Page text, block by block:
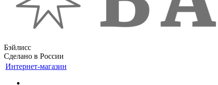
Бэйлисс
Сделано в России
Интернет-магазин